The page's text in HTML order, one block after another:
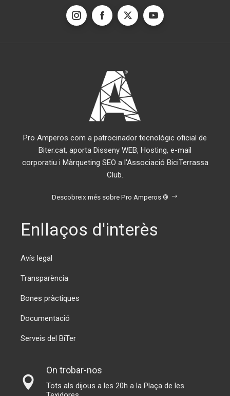
Pro Amperos com a patrocinador tecnològic oficial de
Biter.cat, aporta Disseny WEB, Hosting, e-mail
corporatiu i Màrqueting SEO a l'Associació BiciTerrassa
Club.
Descobreix més sobre Pro Amperos ®
Enllaços d'interès
Avís legal
Transparència
Bones pràctiques
Documentació
Serveis del BiTer
On trobar-nos
Tots als dijous a les 20h a la Plaça de les